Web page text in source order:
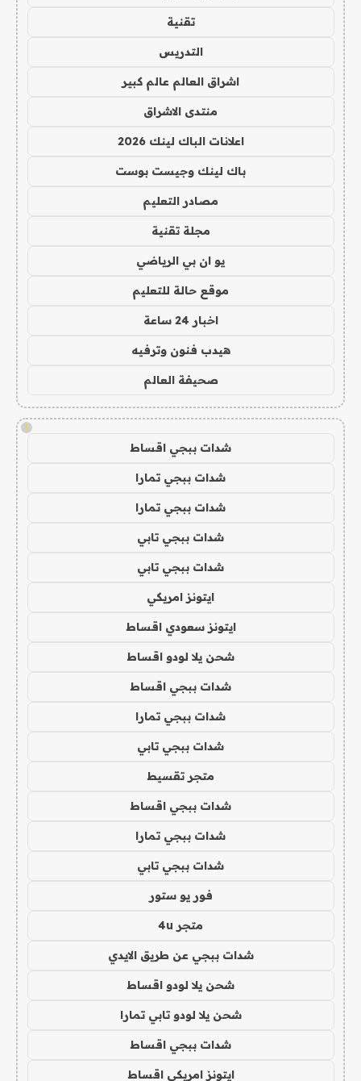
تقنية
التدريس
اشراق العالم عالم كبير
منتدى الاشراق
اعلانات الباك لينك 2026
باك لينك وجيست بوست
مصادر التعليم
مجلة تقنية
يو ان بي الرياضي
موقع حالة للتعليم
اخبار 24 ساعة
هيدب فنون وترفيه
صحيفة العالم
!
شدات ببجي اقساط
شدات ببجي تمارا
شدات ببجي تمارا
شدات ببجي تابي
شدات ببجي تابي
ايتونز امريكي
ايتونز سعودي اقساط
شحن يلا لودو اقساط
شدات ببجي اقساط
شدات ببجي تمارا
شدات ببجي تابي
متجر تقسيط
شدات ببجي اقساط
شدات ببجي تمارا
شدات ببجي تابي
فور يو ستور
متجر 4u
شدات ببجي عن طريق الايدي
شحن يلا لودو اقساط
شحن يلا لودو تابي تمارا
شدات ببجي اقساط
ايتونز امريكي اقساط